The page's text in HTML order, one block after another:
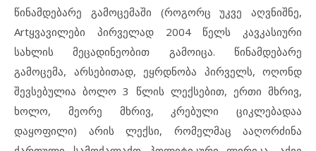
წინამდებარე გამოცემაში (როგორც უკვე აღვნიშნე,
Artყვავილები პირველად 2004 წელს კავკასიური
სახლის მეცადინეობით გამოიცა. წინამდებარე
გამოცემა, არსებითად, ეყრდნობა პირველს, ოღონდ
შევსებულია ბოლო 3 წლის ლექსებით, ერთი მხრივ,
ხოლო, მეორე მხრივ, კრებული ციკლებადაა
დაყოფილი) არის ლექსი, რომელმაც ააღორძინა